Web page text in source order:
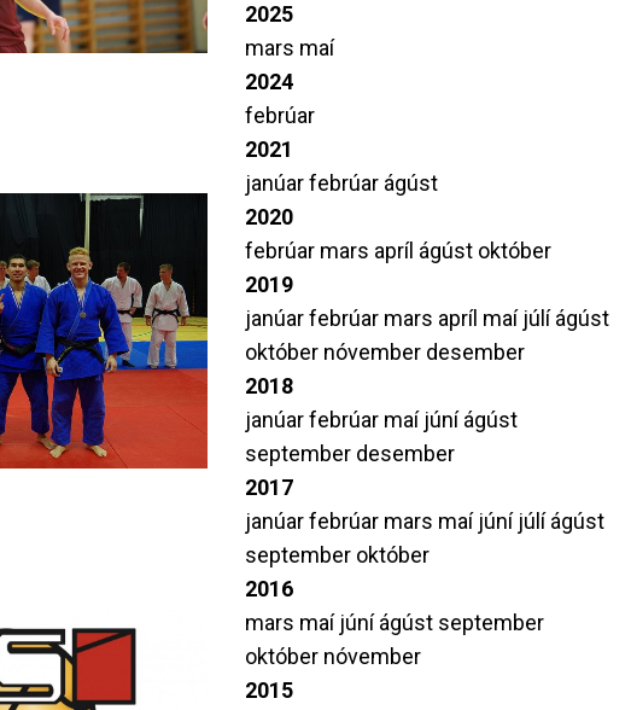
2025
mars maí
2024
febrúar
2021
janúarfebrúar ágúst
2020
febrúar mars apríl ágúst október
2019
janúarfebrúar mars apríl maí júlíágúst
október nóvember desember
2018
janúarfebrúar maí júníágúst
september desember
2017
janúarfebrúar mars maí júní júlíágúst
september október
2016
mars maí júníágúst september
október nóvember
2015